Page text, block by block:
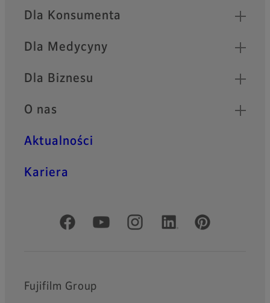
Quick Links
Dla Konsumenta
Dla Medycyny
Dla Biznesu
O nas
Aktualności
Kariera
Oficjalne profile społecznościowe
Fujifilm Group